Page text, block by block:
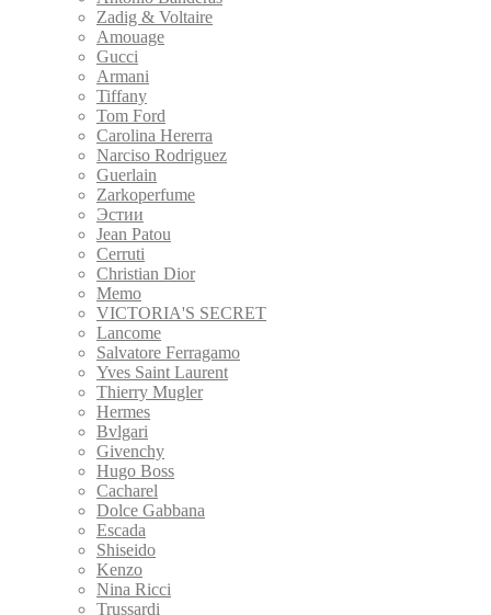
Zadig & Voltaire
Amouage
Gucci
Armani
Tiffany
Tom Ford
Carolina Hererra
Narciso Rodriguez
Guerlain
Zarkoperfume
Эстии
Jean Patou
Cerruti
Christian Dior
Memo
VICTORIA'S SECRET
Lancome
Salvatore Ferragamo
Yves Saint Laurent
Thierry Mugler
Hermes
Bvlgari
Givenchy
Hugo Boss
Cacharel
Dolce Gabbana
Escada
Shiseido
Kenzo
Nina Ricci
Trussardi